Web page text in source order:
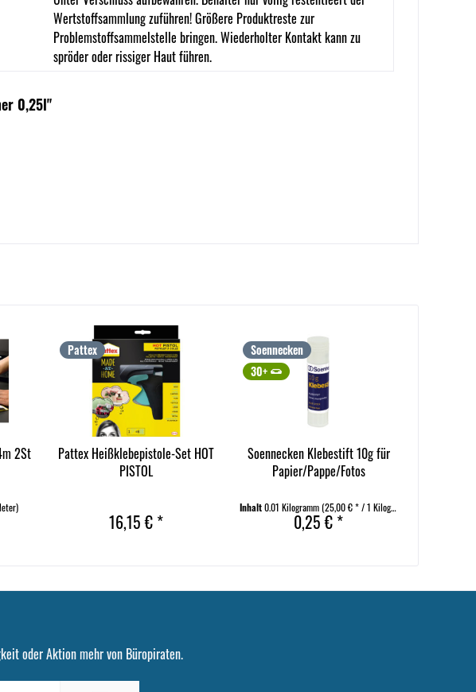
Wertstoffsammlung zuführen! Größere Produktreste zur
Problemstoffsammelstelle bringen. Wiederholter Kontakt kann zu
spröder oder rissiger Haut führen.
0,25l"
2St
Pattex
Pattex Heißklebepistole-Set HOT
PISTOL
16,15 € *
Soennecken
30+
Soennecken Klebestift 10g für
Papier/Pappe/Fotos
Inhalt0.01 Kilogramm(25,00 € * / 1 Kilogramm)
0,25 € *
oder Aktion mehr von Büropiraten.